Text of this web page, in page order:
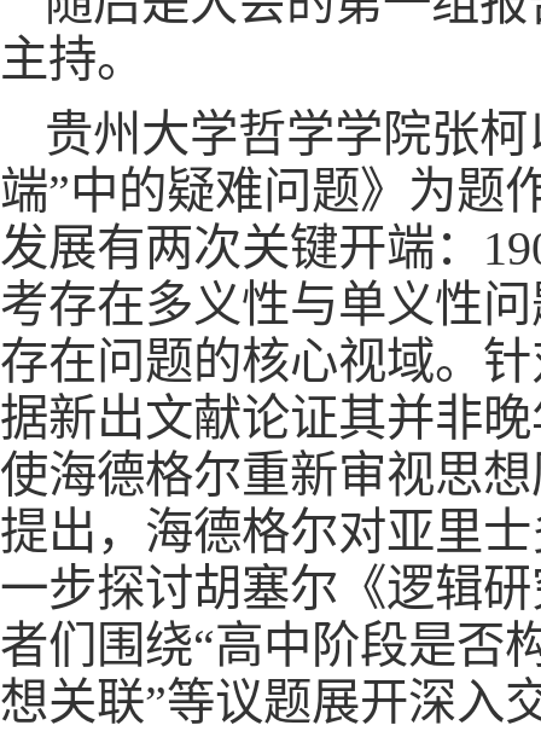
主持。
贵州大学哲学学院张
端”中的疑难问题》为题
发展有两次关键开端：
考存在多义性与单义性
存在问题的核心视域。
据新出文献论证其并非
使海德格尔重新审视思
提出，海德格尔对亚里
一步探讨胡塞尔《逻辑
者们围绕“高中阶段是否
想关联”等议题展开深入